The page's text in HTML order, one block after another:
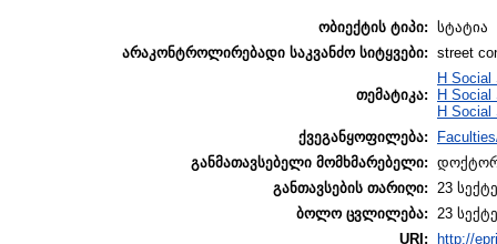
ობიექტის ტიპი: სტატია
არაკონტროლირებადი საკვანძო სიტყვები: street
თემატიკა:
H Social
H
H
ქვეგანყოფილება:
განმათავსებელი მომხმარებელი:
განთავსების თარიღი:
23
ბოლო ცვლილება:
23
URI:
http://